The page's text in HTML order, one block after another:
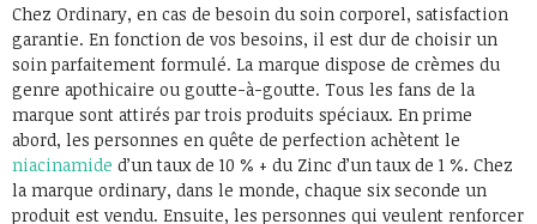
Chez Ordinary, en cas de besoin du soin corporel, satisfaction
garantie. En fonction de vos besoins, il est dur de choisir un
soin parfaitement formulé. La marque dispose de crèmes du
genre apothicaire ou goutte-à-goutte. Tous les fans de la
marque sont attirés par trois produits spéciaux. En prime
abord, les personnes en quête de perfection achètent le
niacinamide d’un taux de 10 % + du Zinc d’un taux de 1 %. Chez
la marque ordinary, dans le monde, chaque six seconde un
produit est vendu. Ensuite, les personnes qui veulent renforcer